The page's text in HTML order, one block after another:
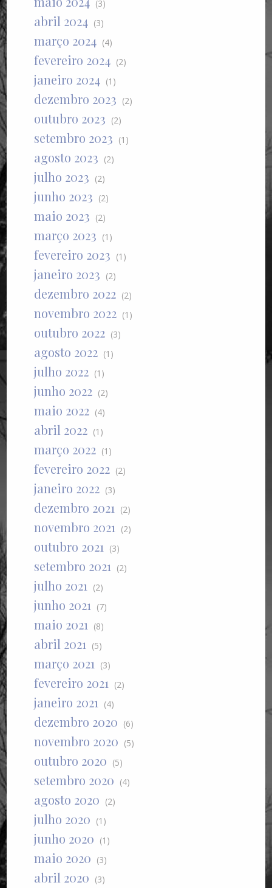
(3)
abril 2024 (3)
março 2024 (4)
fevereiro 2024 (2)
janeiro 2024 (1)
dezembro 2023 (2)
outubro 2023 (2)
setembro 2023 (1)
agosto 2023 (2)
julho 2023 (2)
junho 2023 (2)
maio 2023 (2)
março 2023 (1)
fevereiro 2023 (1)
janeiro 2023 (2)
dezembro 2022 (2)
novembro 2022 (1)
outubro 2022 (3)
agosto 2022 (1)
julho 2022 (1)
junho 2022 (2)
maio 2022 (4)
abril 2022 (1)
março 2022 (1)
fevereiro 2022 (2)
janeiro 2022 (3)
dezembro 2021 (2)
novembro 2021 (2)
outubro 2021 (3)
setembro 2021 (2)
julho 2021 (2)
junho 2021 (7)
maio 2021 (8)
abril 2021 (5)
março 2021 (3)
fevereiro 2021 (2)
janeiro 2021 (4)
dezembro 2020 (6)
novembro 2020 (5)
outubro 2020 (5)
setembro 2020 (4)
agosto 2020 (2)
julho 2020 (1)
junho 2020 (1)
maio 2020 (3)
abril 2020 (3)